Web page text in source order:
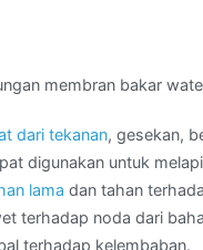
membran bakar
dari tekanan, gesekan,
digunakan untuk
lama dan tahan
terhadap noda dari
terhadap kelembaban.